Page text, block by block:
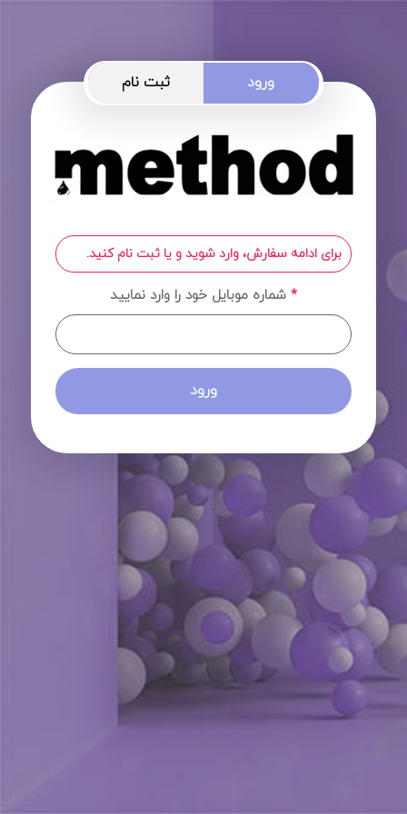
ورود ثبت نام
برای ادامه سفارش، وارد شوید و یا ثبت نام کنید.
*شماره موبایل خود را وارد نمایید